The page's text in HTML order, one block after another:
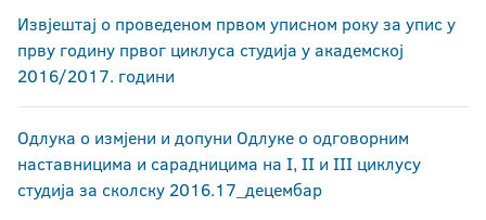
Извјештај о проведеном првом уписном року за упис у
прву годину првог циклуса студија у академској
2016/2017. години
Одлука о измјени и допуни Одлуке о одговорним
наставницима и сарадницима на I, II и III циклусу
студија за сколску 2016.17_децембар